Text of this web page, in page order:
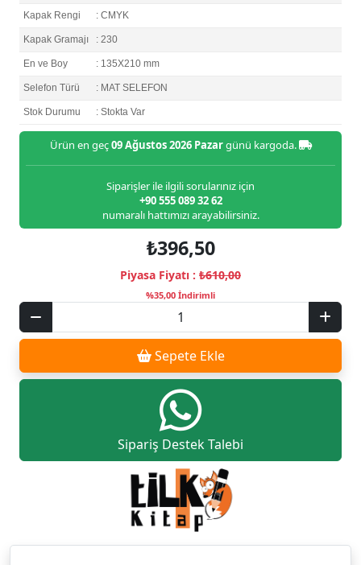
Kapak Rengi : CMYK
Kapak Gramajı : 230
En ve Boy : 135X210 mm
Selefon Türü : MAT SELEFON
Stok Durumu : Stokta Var
Ürün en geç09 Ağustos 2026 Pazargünü kargoda.
Siparişler ile ilgili sorularınız için
+90 555 089 32 62
numaralı hattımızı arayabilirsiniz.
₺396,50
Piyasa Fiyatı : ₺610,00
%35,00 İndirimli
Sepete Ekle
Sipariş Destek Talebi